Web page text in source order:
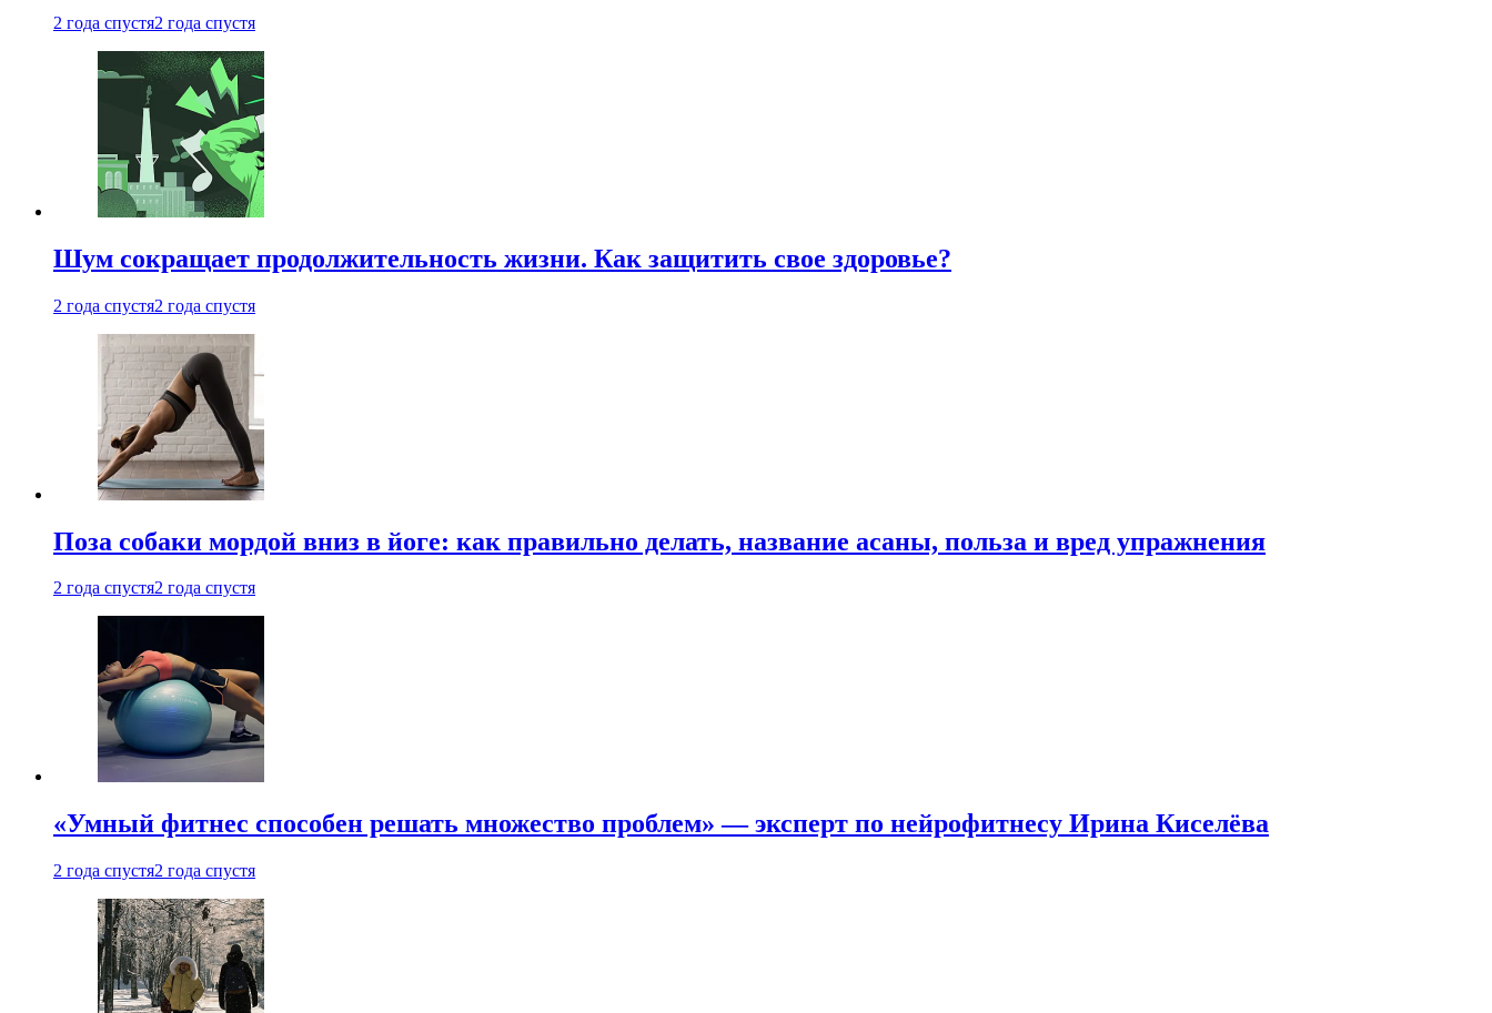
2 года спустя2 года спустя
Шум сокращает продолжительность жизни. Как защитить свое здоровье?
2 года спустя2 года спустя
Поза собаки мордой вниз в йоге: как правильно делать, название асаны, польза и вред упражнения
2 года спустя2 года спустя
«Умный фитнес способен решать множество проблем» — эксперт по нейрофитнесу Ирина Киселёва
2 года спустя2 года спустя